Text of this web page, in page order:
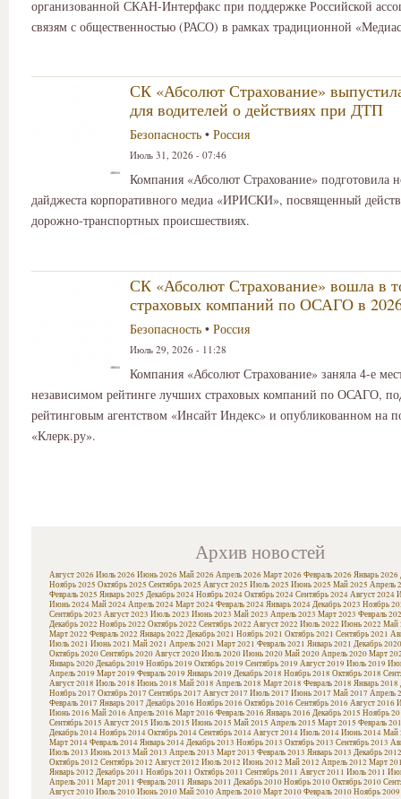
организованной СКАН-Интерфакс при поддержке Российской
связям с общественностью (РАСО) в рамках традиционной
СК «Абсолют Страхование»
для водителей о действиях при ДТП
Безопасность • Россия
Июль 31, 2026 - 07:46
Компания «Абсолют Страхование» подготовила
дайджеста корпоративного медиа «ИРИСКИ», посвященный
дорожно-транспортных происшествиях.
СК «Абсолют Страхование» вошла в
страховых компаний по ОСАГО в
Безопасность • Россия
Июль 29, 2026 - 11:28
Компания «Абсолют Страхование» заняла 4-е
независимом рейтинге лучших страховых компаний по ОСАГО,
рейтинговым агентством «Инсайт Индекс» и опубликованном на
«Клерк.ру».
Архив новостей
Август 2026 Июль 2026 Июнь 2026 Май 2026 Апрель 2026 Март 2026 Февраль 2026 Январь 2026
Ноябрь 2025 Октябрь 2025 Сентябрь 2025 Август 2025 Июль 2025 Июнь 2025 Май 2025 Апрель
Февраль 2025 Январь 2025 Декабрь 2024Ноябрь 2024Октябрь 2024Сентябрь 2024Август 2024
Июнь 2024Май 2024Апрель 2024Март 2024Февраль 2024Январь 2024Декабрь 2023 Ноябрь
Сентябрь 2023 Август 2023 Июль 2023 Июнь 2023 Май 2023 Апрель 2023 Март 2023 Февраль
Декабрь 2022 Ноябрь 2022 Октябрь 2022 Сентябрь 2022 Август 2022 Июль 2022 Июнь 2022 Май
Март 2022 Февраль 2022 Январь 2022 Декабрь 2021 Ноябрь 2021 Октябрь 2021 Сентябрь 2021
Июль 2021 Июнь 2021 Май 2021 Апрель 2021 Март 2021 Февраль 2021 Январь 2021 Декабрь 2020
Октябрь 2020Сентябрь 2020Август 2020Июль 2020Июнь 2020Май 2020Апрель 2020Март
Январь 2020Декабрь 2019 Ноябрь 2019 Октябрь 2019 Сентябрь 2019 Август 2019 Июль 2019
Апрель 2019 Март 2019 Февраль 2019 Январь 2019 Декабрь 2018 Ноябрь 2018 Октябрь 2018
Август 2018 Июль 2018 Июнь 2018 Май 2018 Апрель 2018 Март 2018 Февраль 2018 Январь 2018
Ноябрь 2017 Октябрь 2017 Сентябрь 2017 Август 2017 Июль 2017 Июнь 2017 Май 2017 Апрель
Февраль 2017 Январь 2017 Декабрь 2016 Ноябрь 2016 Октябрь 2016 Сентябрь 2016 Август 2016
Июнь 2016 Май 2016 Апрель 2016 Март 2016 Февраль 2016 Январь 2016 Декабрь 2015 Ноябрь
Сентябрь 2015 Август 2015 Июль 2015 Июнь 2015 Май 2015 Апрель 2015 Март 2015 Февраль
Декабрь 2014Ноябрь 2014Октябрь 2014Сентябрь 2014Август 2014Июль 2014Июнь 2014Май
Март 2014Февраль 2014Январь 2014Декабрь 2013 Ноябрь 2013 Октябрь 2013 Сентябрь 2013
Июль 2013 Июнь 2013 Май 2013 Апрель 2013 Март 2013 Февраль 2013 Январь 2013 Декабрь 2012
Октябрь 2012 Сентябрь 2012 Август 2012 Июль 2012 Июнь 2012 Май 2012 Апрель 2012 Март
Январь 2012 Декабрь 2011 Ноябрь 2011 Октябрь 2011 Сентябрь 2011 Август 2011 Июль 2011
Апрель 2011 Март 2011 Февраль 2011 Январь 2011 Декабрь 2010Ноябрь 2010Октябрь 2010
Август 2010Июль 2010Июнь 2010Май 2010Апрель 2010Март 2010Февраль 2010Ноябрь 2009